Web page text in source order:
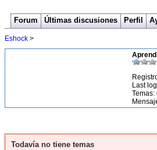
Forum Últimas discusiones Perfil
Eshock >
Last
Temas:
Todavía no tiene temas